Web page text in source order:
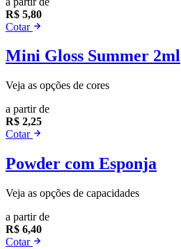
R$ 5,80
Cotar
Mini Gloss Summer 2ml
Veja as opções de cores
a partir de
R$ 2,25
Cotar
Powder com Esponja
Veja as opções de capacidades
a partir de
R$ 6,40
Cotar